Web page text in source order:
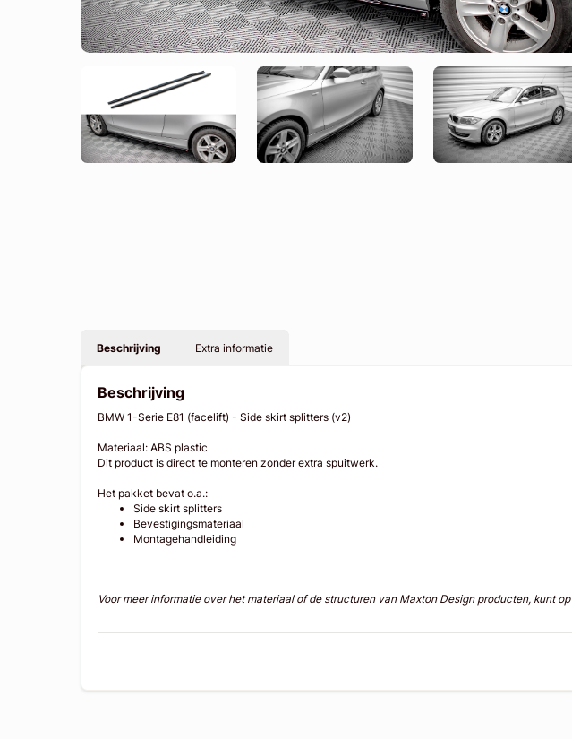
Beschrijving Extra informatie
Beschrijving
BMW 1-Serie E81 (facelift) - Side skirt splitters (v2)
Materiaal: ABS plastic
Dit product is direct te monteren zonder extra spuitwerk.
Het pakket bevat o.a.:
Side skirt splitters
Bevestigingsmateriaal
Montagehandleiding
Voor meer informatie over het materiaal of de structuren van Maxton Design producten, kunt